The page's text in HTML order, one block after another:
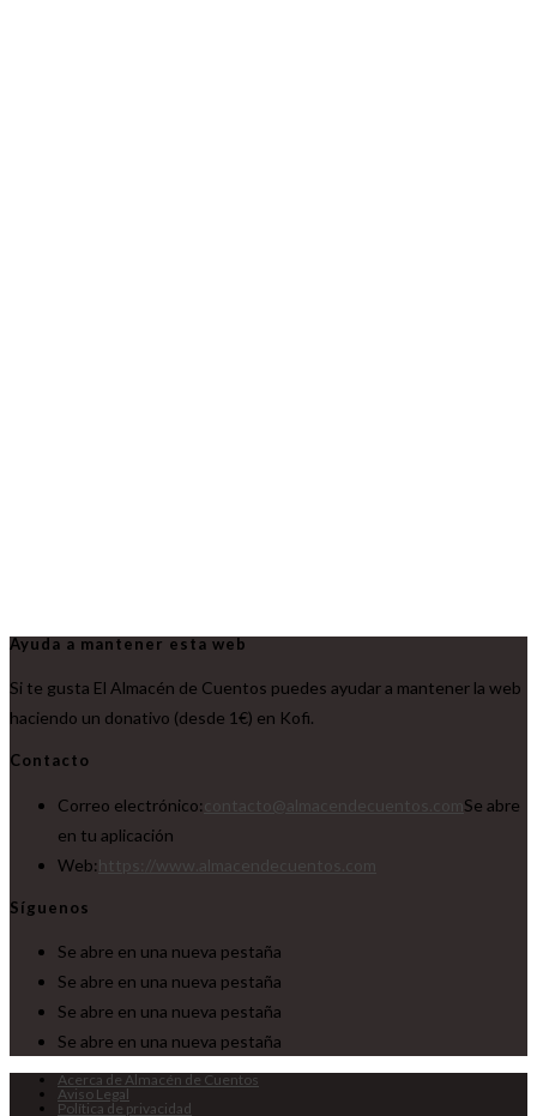
Ayuda a mantener esta web
Si te gusta El Almacén de Cuentos puedes ayudar a mantener la web
haciendo un donativo (desde 1€) en Kofi.
Contacto
Correo electrónico:
Se abre
en tu aplicación
Web:
Síguenos
Se abre en una nueva pestaña
Se abre en una nueva pestaña
Se abre en una nueva pestaña
Se abre en una nueva pestaña
Acerca de Almacén de Cuentos
Aviso Legal
Política de privacidad